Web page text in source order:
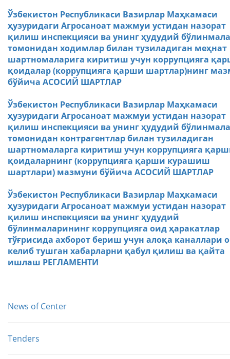
Ўзбекистон Республикаси Вазирлар Маҳкамаси
ҳузуридаги Агросаноат мажмуи устидан назорат
қилиш инспекцияси ва унинг ҳудудий
томонидан ходимлар билан тузиладиган меҳнат
шартномаларига киритиш учун коррупцияга
қоидалар (коррупцияга қарши шартлар)нинг
бўйича АСОСИЙ ШАРТЛАР
Ўзбекистон Республикаси Вазирлар Маҳкамаси
ҳузуридаги Агросаноат мажмуи устидан назорат
қилиш инспекцияси ва унинг ҳудудий
томонидан контрагентлар билан тузиладиган
шартномаларга киритиш учун коррупцияга
қоидаларнинг (коррупцияга қарши курашиш
шартлари) мазмуни бўйича АСОСИЙ ШАРТЛАР
Ўзбекистон Республикаси Вазирлар Маҳкамаси
ҳузуридаги Агросаноат мажмуи устидан назорат
қилиш инспекцияси ва унинг ҳудудий
бўлинмаларининг коррупцияга оид ҳаракатлар
тўғрисида ахборот бериш учун алоқа каналлари
келиб тушган хабарларни қабул қилиш ва қайта
ишлаш РЕГЛАМЕНТИ
News of Center
Tenders